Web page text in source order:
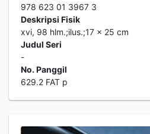
978 623 01 3967 3
Deskripsi Fisik
xvi, 98 hlm.;ilus.;17 x 25 cm
Judul Seri
-
No. Panggil
629.2 FAT p